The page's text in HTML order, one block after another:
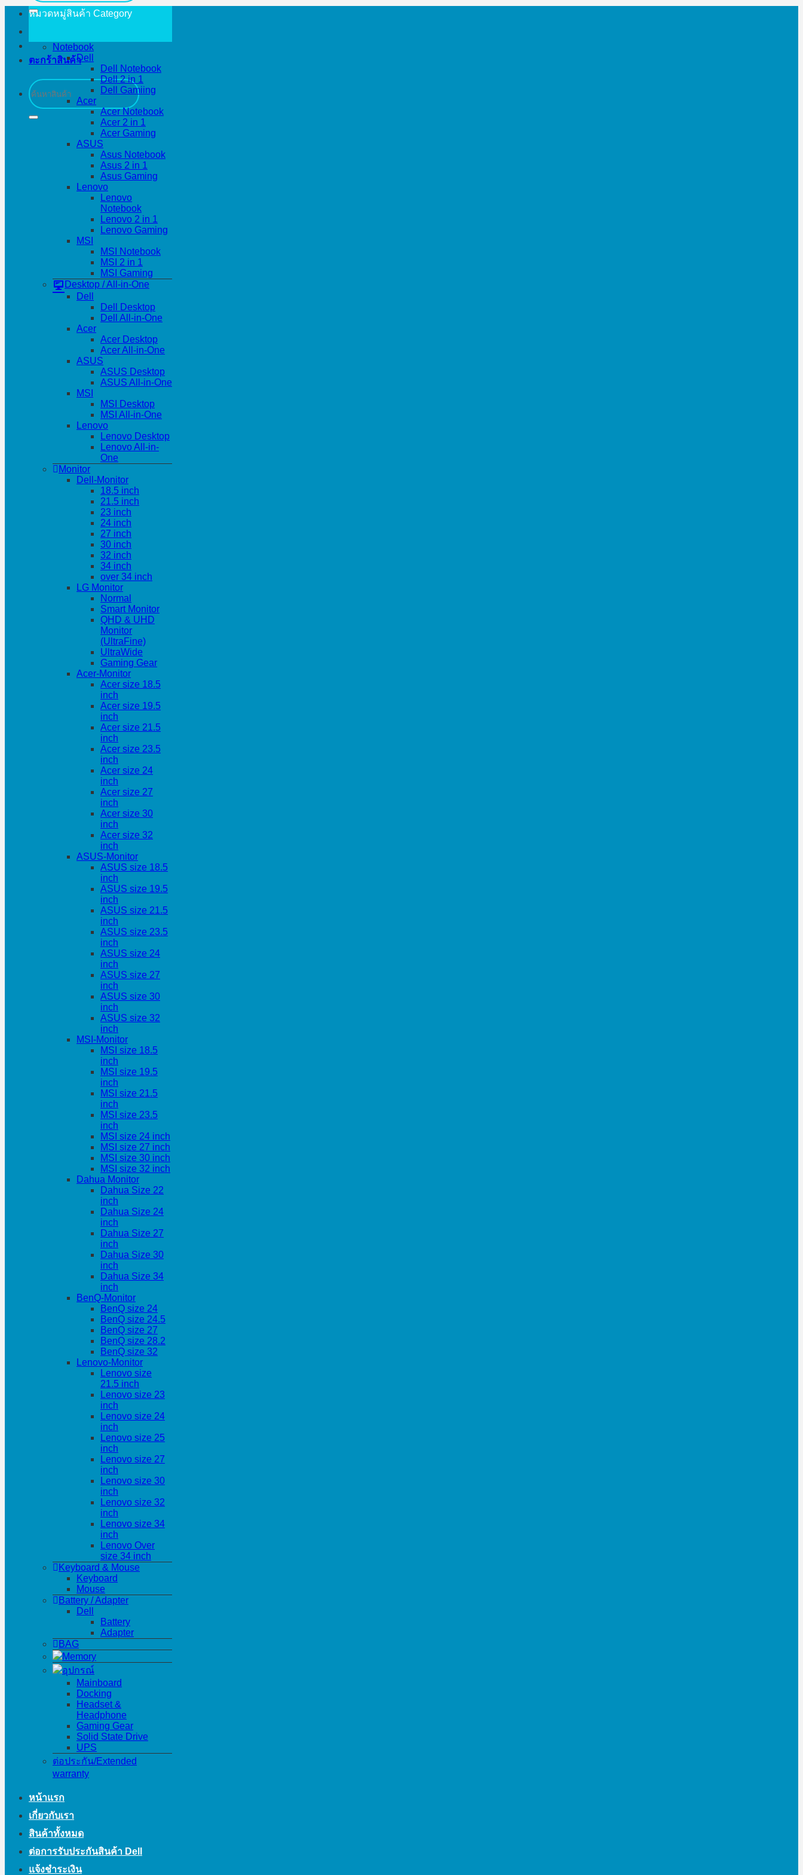
ตะกร้าสินค้า
ค้นหา:
หมวดหมู่สินค้า Category
Notebook
Dell
Dell Notebook
Dell 2 in 1
Dell Gamiing
Acer
Acer Notebook
Acer 2 in 1
Acer Gaming
ASUS
Asus Notebook
Asus 2 in 1
Asus Gaming
Lenovo
Lenovo
Notebook
Lenovo 2 in 1
Lenovo Gaming
MSI
MSI Notebook
MSI 2 in 1
MSI Gaming
Desktop / All-in-One
Dell
Dell Desktop
Dell All-in-One
Acer
Acer Desktop
Acer All-in-One
ASUS
ASUS Desktop
ASUS All-in-One
MSI
MSI Desktop
MSI All-in-One
Lenovo
Lenovo Desktop
Lenovo All-in-
One
Monitor
Dell-Monitor
18.5 inch
21.5 inch
23 inch
24 inch
27 inch
30 inch
32 inch
34 inch
over 34 inch
LG Monitor
Normal
Smart Monitor
QHD & UHD
Monitor
(UltraFine)
UltraWide
Gaming Gear
Acer-Monitor
Acer size 18.5
inch
Acer size 19.5
inch
Acer size 21.5
inch
Acer size 23.5
inch
Acer size 24
inch
Acer size 27
inch
Acer size 30
inch
Acer size 32
inch
ASUS-Monitor
ASUS size 18.5
inch
ASUS size 19.5
inch
ASUS size 21.5
inch
ASUS size 23.5
inch
ASUS size 24
inch
ASUS size 27
inch
ASUS size 30
inch
ASUS size 32
inch
MSI-Monitor
MSI size 18.5
inch
MSI size 19.5
inch
MSI size 21.5
inch
MSI size 23.5
inch
MSI size 24 inch
MSI size 27 inch
MSI size 30 inch
MSI size 32 inch
Dahua Monitor
Dahua Size 22
inch
Dahua Size 24
inch
Dahua Size 27
inch
Dahua Size 30
inch
Dahua Size 34
inch
BenQ-Monitor
BenQ size 24
BenQ size 24.5
BenQ size 27
BenQ size 28.2
BenQ size 32
Lenovo-Monitor
Lenovo size
21.5 inch
Lenovo size 23
inch
Lenovo size 24
inch
Lenovo size 25
inch
Lenovo size 27
inch
Lenovo size 30
inch
Lenovo size 32
inch
Lenovo size 34
inch
Lenovo Over
size 34 inch
Keyboard & Mouse
Keyboard
Mouse
Battery / Adapter
Dell
Battery
Adapter
BAG
Memory
อุปกรณ์
Mainboard
Docking
Headset &
Headphone
Gaming Gear
Solid State Drive
UPS
ต่อประกัน/Extended
warranty
หน้าแรก
เกี่ยวกับเรา
สินค้าทั้งหมด
ต่อการรับประกันสินค้า Dell
แจ้งชำระเงิน